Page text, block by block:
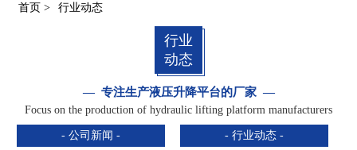
首页 > 行业动态
行业
动态
— 专注生产液压升降平台的厂家 —
Focus on the production of hydraulic lifting platform manufacturers
- 公司新闻 - - 行业动态 -